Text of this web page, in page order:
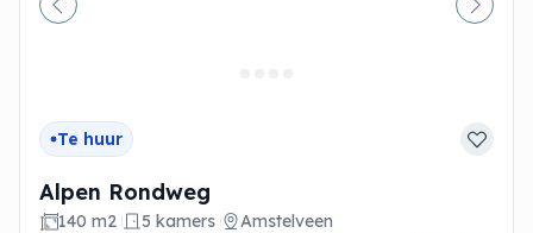
Vorige
Te huur
Alpen Rondweg
140 m2 5 kamers
Amstelveen